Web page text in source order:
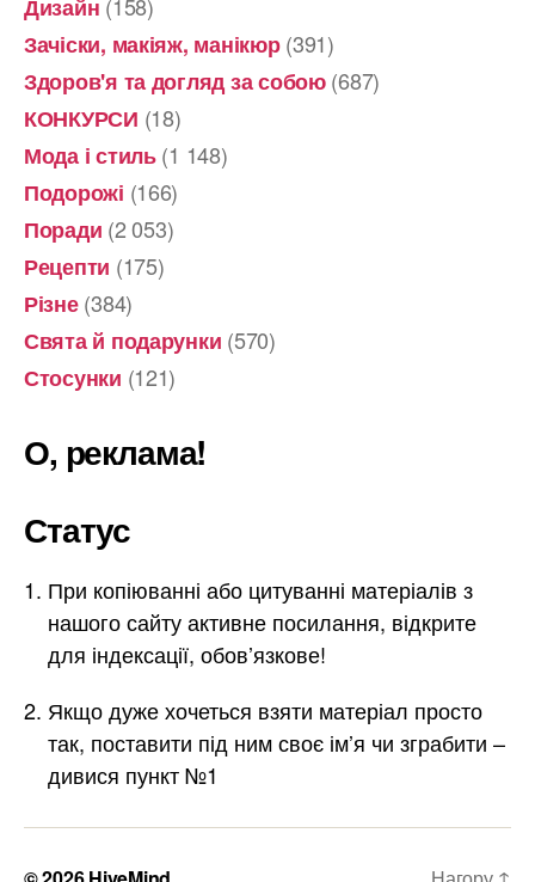
Дизайн
Зачіски, макіяж, манікюр(391)
Здоров'я та догляд за собою(687)
КОНКУРСИ (18)
Мода і стиль(1 148)
Подорожі (166)
Поради (2 053)
Рецепти (175)
Різне(384)
Свята й подарунки (570)
Стосунки (121)
О, реклама!
Статус
При копіюванні або цитуванні матеріалів з
нашого сайту активне посилання, відкрите
для індексації, обов’язкове!
Якщо дуже хочеться взяти матеріал просто
так, поставити під ним своє ім’я чи зграбити –
дивися пункт №1